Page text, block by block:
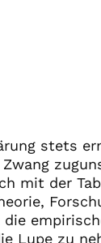
stets
mit der
Lupe zu